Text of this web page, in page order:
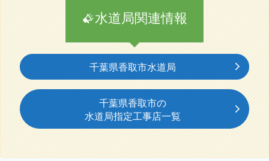
水道局関連情報
千葉県香取市水道局
千葉県香取市の
水道局指定工事店一覧